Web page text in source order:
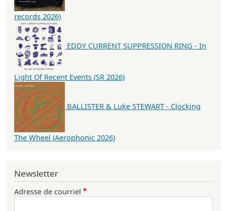
records 2026)
EDDY CURRENT SUPPRESSION RING - In
Light Of Recent Events (SR 2026)
BALLISTER & Luke STEWART - Clocking
The Wheel (Aerophonic 2026)
Newsletter
Adresse de courriel